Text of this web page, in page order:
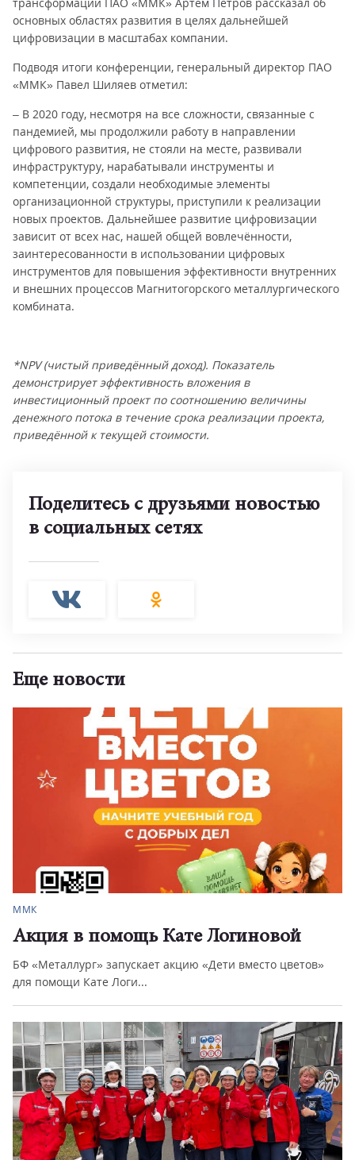
основных областях развития в целях дальнейшей
цифровизации в масштабах компании.
Подводя итоги конференции, генеральный директор ПАО
«ММК» Павел Шиляев отметил:
– В 2020 году, несмотря на все сложности, связанные с
пандемией, мы продолжили работу в направлении
цифрового развития, не стояли на месте, развивали
инфраструктуру, нарабатывали инструменты и
компетенции, создали необходимые элементы
организационной структуры, приступили к реализации
новых проектов. Дальнейшее развитие цифровизации
зависит от всех нас, нашей общей вовлечённости,
заинтересованности в использовании цифровых
инструментов для повышения эффективности внутренних
и внешних процессов Магнитогорского металлургического
комбината.
*NPV (чистый приведённый доход). Показатель
демонстрирует эффективность вложения в
инвестиционный проект по соотношению величины
денежного потока в течение срока реализации проекта,
приведённой к текущей стоимости.
Поделитесь с друзьями новостью
в социальных сетях
Еще новости
ММК
Акция в помощь Кате Логиновой
БФ «Металлург» запускает акцию «Дети вместо цветов»
для помощи Кате Логи...